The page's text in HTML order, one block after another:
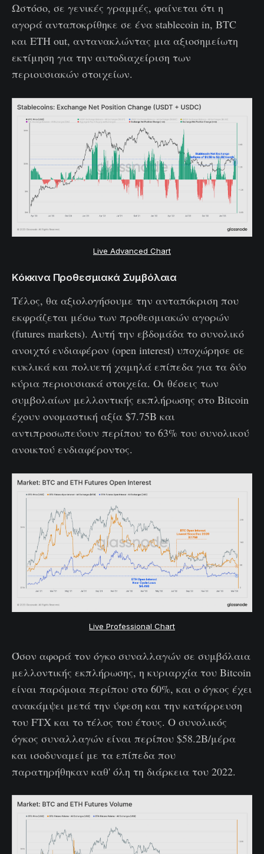
Ωστόσο, σε γενικές γραμμές, φαίνεται ότι η
αγορά ανταποκρίθηκε σε ένα stablecoin in, BTC
και ETH out, αντανακλώντας μια αξιοσημείωτη
εκτίμηση για την αυτοδιαχείριση των
περιουσιακών στοιχείων.
Live Advanced Chart
Κόκκινα Προθεσμιακά Συμβόλαια
Τέλος, θα αξιολογήσουμε την ανταπόκριση που
εκφράζεται μέσω των προθεσμιακών αγορών
(futures markets). Αυτή την εβδομάδα το συνολικό
ανοιχτό ενδιαφέρον (open interest) υποχώρησε σε
κυκλικά και πολυετή χαμηλά επίπεδα για τα δύο
κύρια περιουσιακά στοιχεία. Οι θέσεις των
συμβολαίων μελλοντικής εκπλήρωσης στο Bitcoin
έχουν ονομαστική αξία $7.75B και
αντιπροσωπεύουν περίπου το 63% του συνολικού
ανοικτού ενδιαφέροντος.
Live Professional Chart
Όσον αφορά τον όγκο συναλλαγών σε συμβόλαια
μελλοντικής εκπλήρωσης, η κυριαρχία του Bitcoin
είναι παρόμοια περίπου στο 60%, και ο όγκος έχει
ανακάμψει μετά την ύφεση και την κατάρρευση
του FTX και το τέλος του έτους. Ο συνολικός
όγκος συναλλαγών είναι περίπου $58.2B/μέρα
και ισοδυναμεί με τα επίπεδα που
παρατηρήθηκαν καθ' όλη τη διάρκεια του 2022.